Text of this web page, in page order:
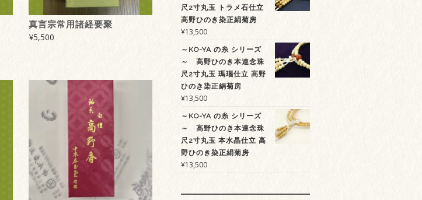
真言宗常用諸経要聚
¥5,500
尺2寸丸玉 トラメ石仕立
高野ひのき染正絹菊房
¥13,500
～KO-YA の糸 シリーズ
～ 高野ひのき本連念珠
尺2寸丸玉 瑪瑙仕立 高野
ひのき染正絹菊房
¥13,500
～KO-YA の糸 シリーズ
～ 高野ひのき本連念珠
尺2寸丸玉 本水晶仕立 高
野ひのき染正絹菊房
¥13,500